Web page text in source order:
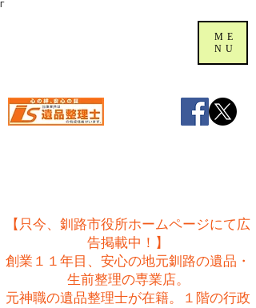
Γ
【只今、釧路市役所ホームページにて広
告掲載中！】
創業１１年目、安心の地元釧路の遺品・
生前整理の専業店。
​元神職の遺品整理士が在籍。１階の行政
ME
NU